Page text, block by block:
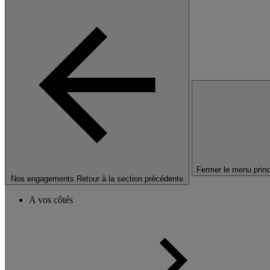
Nos engagements Retour à la section précédente
Fermer le menu
A vos côtés